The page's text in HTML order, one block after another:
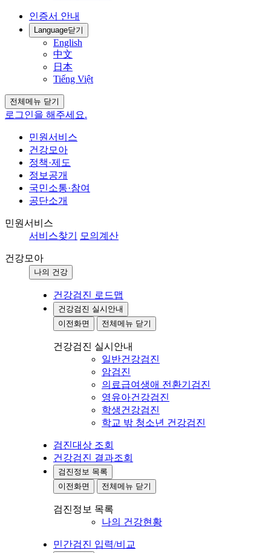
인증서 안내
Language닫기
English
中文
日本
Tiếng Việt
전체메뉴 닫기
로그인을 해주세요.
민원서비스
건강모아
정책·제도
정보공개
국민소통·참여
공단소개
민원서비스
서비스찾기
모의계산
건강모아
나의 건강
건강검진 로드맵
건강검진 실시안내
이전화면
전체메뉴 닫기
건강검진 실시안내
일반건강검진
암검진
의료급여생애 전환기검진
영유아건강검진
학생건강검진
학교 밖 청소년 건강검진
검진대상 조회
건강검진 결과조회
검진정보 목록
이전화면
전체메뉴 닫기
검진정보 목록
나의 건강현황
민간검진 입력/비교